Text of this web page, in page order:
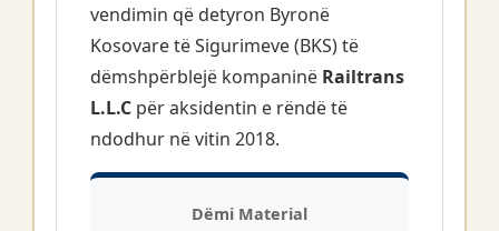
vendimin që detyron Byronë
Kosovare të Sigurimeve (BKS) të
dëmshpërblejë kompaninë Railtrans
L.L.C për aksidentin e rëndë të
ndodhur në vitin 2018.
Dëmi Material